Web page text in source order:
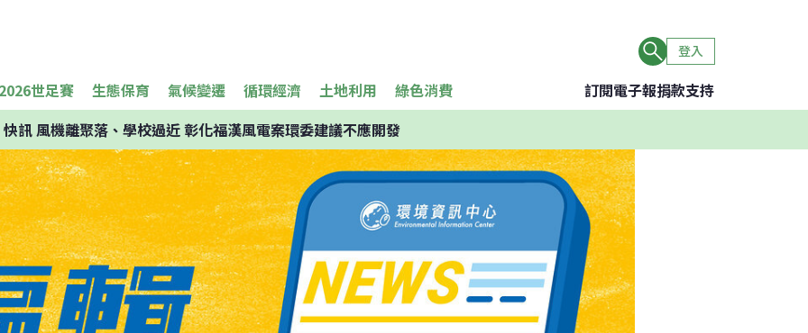
登入
世足賽 生態保育 氣候變遷 循環經濟 土地利用 綠色消費 訂閱電子報捐款支持
快訊風機離聚落、學校過近 彰化福漢風電案環委建議不應開發